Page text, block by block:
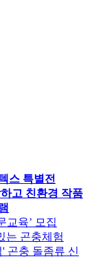
스 특별전
고 친환경 작품
교육’ 모집
는 곤충체험
곤충 돌좀류 신